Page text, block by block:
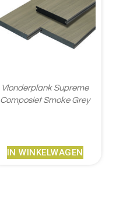
Vlonderplank Supreme
Composiet Smoke Grey
IN WINKELWAGEN